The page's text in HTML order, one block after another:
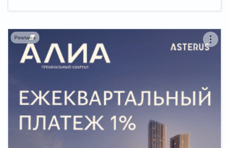
Реклама